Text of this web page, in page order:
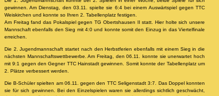
gewinnen. Am Dienstag, den 03.11. spielte sie 6:4 bei einem Auswärtspiel gegen TTC
Weiskirchen und konnte so Ihren 2. Tabellenplatz festigen.
Am Freitag fand das Pokalspiel gegen TG Obertshausen II statt. Hier holte sich unsere
Mannschaft ebenfalls den Sieg mit 4:0 und konnte somit den Einzug in das Viertelfinale
erreichen.
Die 2. Jugendmannschaft startet nach den Herbstferien ebenfalls mit einem Sieg in die
nächsten Mannschaftswettbewerbe. Am Freitag, den 06.11. konnte sie unerwartet hoch
mit 9:1 gegen den Gegner TTC Hainstadt gewinnen. Somit konnte der Tabellenplatz um
2. Plätze verbessert werden.
Die B-Schüler spielten am 06.11. gegen den TTC Seligenstadt 3:7. Das Doppel konnten
sie für sich gewinnen. Bei den Einzelspielen waren sie allerdings sichtlich geschwächt,